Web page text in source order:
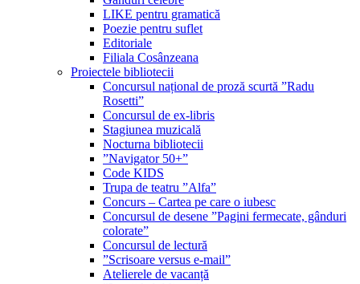
LIKE pentru gramatică
Poezie pentru suflet
Editoriale
Filiala Cosânzeana
Proiectele bibliotecii
Concursul național de proză scurtă ”Radu
Rosetti”
Concursul de ex-libris
Stagiunea muzicală
Nocturna bibliotecii
”Navigator 50+”
Code KIDS
Trupa de teatru ”Alfa”
Concurs – Cartea pe care o iubesc
Concursul de desene ”Pagini fermecate, gânduri
colorate”
Concursul de lectură
”Scrisoare versus e-mail”
Atelierele de vacanță